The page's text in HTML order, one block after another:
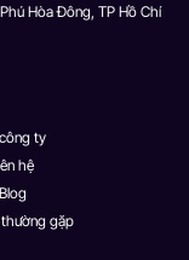
Hòa Đông, TP Hồ Chí
ty
hệ
Blog
gặp